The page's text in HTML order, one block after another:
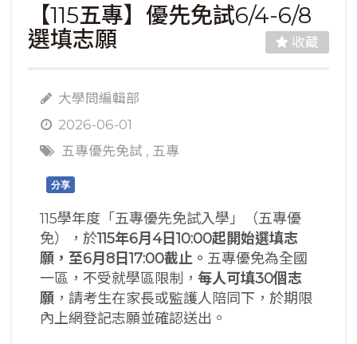
【115五專】優先免試6/4-6/8
選填志願
收藏
大學問編輯部
2026-06-01
五專優先免試 , 五專
分享
115學年度「五專優先免試入學」（五專優
免），於115年6月4日10:00起開始選填志
願，至6月8 日17:00截止。 五專優免為全國
一區，不受就學區限制， 每人可填30個志
願 ，請考生在家長或監護人陪同下，於期限
內上網登記志願並確認送出。